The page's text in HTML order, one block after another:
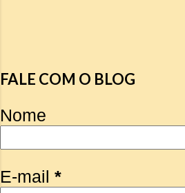
FALE COM O BLOG
Nome
E-mail *